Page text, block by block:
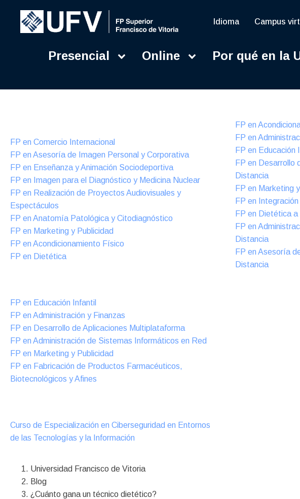
Idioma Campus
Presencial Online Por qué en la
Presencial
FP en Comercio Internacional
FP en Asesoría de Imagen Personal y Corporativa
FP en Enseñanza y Animación Sociodeportiva
FP en Imagen para el Diagnóstico y Medicina Nuclear
FP en Realización de Proyectos Audiovisuales y
Espectáculos
FP en Anatomía Patológica y Citodiagnóstico
FP en Marketing y Publicidad
FP en Acondicionamiento Físico
FP en Dietética
FP en Educación Infantil
FP en Administración y Finanzas
FP en Desarrollo de Aplicaciones Multiplataforma
FP en Administración de Sistemas Informáticos en Red
FP en Marketing y Publicidad
FP en Fabricación de Productos Farmacéuticos,
Biotecnológicos y Afines
Curso de Especialización en Ciberseguridad en Entornos
de las Tecnologías y la Información
Online
FP en
FP en
FP en Educación
FP en Desarrollo
Distancia
FP en Marketing
FP en
FP en Dietética
FP en
Distancia
FP en Asesoría
Distancia
Universidad Francisco de Vitoria
Blog
¿Cuánto gana un técnico dietético?